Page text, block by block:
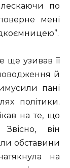
по
мені
ще узивав її
й
пані
політики.
на те, що
він
обставини
на